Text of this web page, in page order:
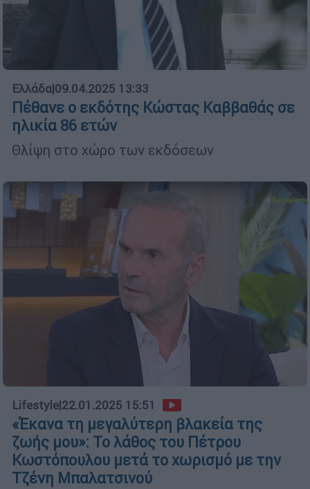
Ελλάδα|09.04.2025 13:33
Πέθανε ο εκδότης Κώστας Καββαθάς σε
ηλικία 86 ετών
Θλίψη στο χώρο των εκδόσεων
Lifestyle|22.01.2025 15:51
«Έκανα τη μεγαλύτερη βλακεία της
ζωής μου»: Το λάθος του Πέτρου
Κωστόπουλου μετά το χωρισμό με την
Τζένη Μπαλατσινού